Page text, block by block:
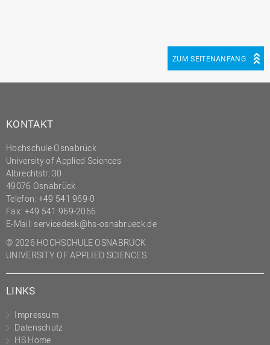
ZUM SEITENANFANG
KONTAKT
Hochschule Osnabrück
University of Applied Sciences
Albrechtstr. 30
49076 Osnabrück
Telefon: +49 541 969-0
Fax: +49 541 969-2066
E-Mail: servicedesk@hs-osnabrueck.de
© 2026 HOCHSCHULE OSNABRÜCK
UNIVERSITY OF APPLIED SCIENCES
LINKS
Impressum
Datenschutz
HS Home